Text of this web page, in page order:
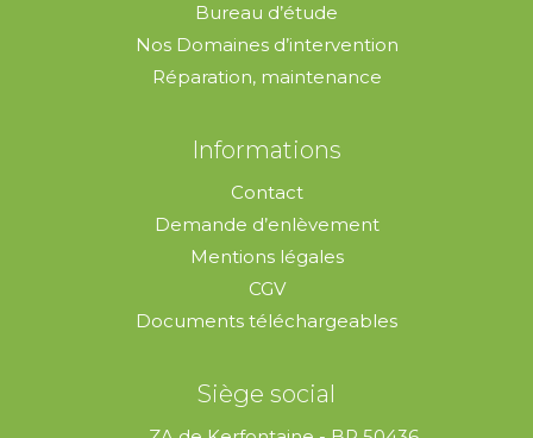
Bureau d’étude
Nos Domaines d’intervention
Réparation, maintenance
Informations
Contact
Demande d’enlèvement
Mentions légales
CGV
Documents téléchargeables
Siège social